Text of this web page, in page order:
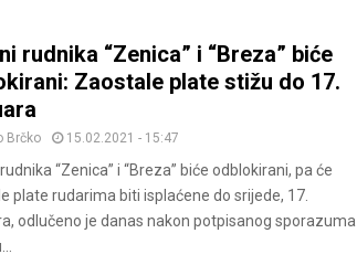
rudnika “Zenica” i “Breza” biće
Zaostale plate stižu do 17.
Brčko 15.02.2021 - 15:47
“Zenica” i “Breza” biće odblokirani, pa će
plate rudarima biti isplaćene do srijede, 17.
odlučeno je danas nakon potpisanog sporazuma